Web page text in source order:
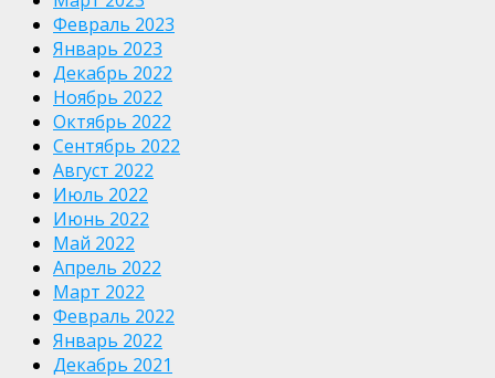
Февраль 2023
Январь 2023
Декабрь 2022
Ноябрь 2022
Октябрь 2022
Сентябрь 2022
Август 2022
Июль 2022
Июнь 2022
Май 2022
Апрель 2022
Март 2022
Февраль 2022
Январь 2022
Декабрь 2021